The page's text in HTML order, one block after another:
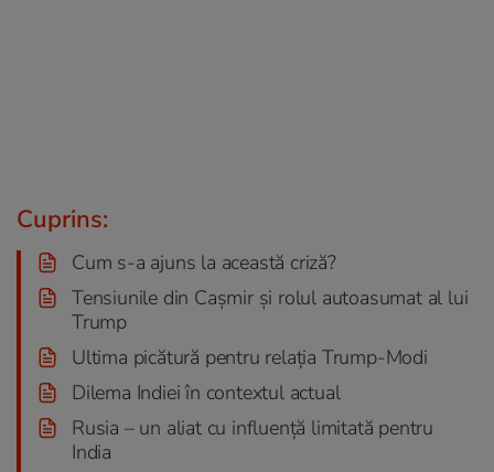
Cuprins:
Cum s-a ajuns la această criză?
Tensiunile din Cașmir și rolul autoasumat al lui
Trump
Ultima picătură pentru relația Trump-Modi
Dilema Indiei în contextul actual
Rusia – un aliat cu influență limitată pentru
India